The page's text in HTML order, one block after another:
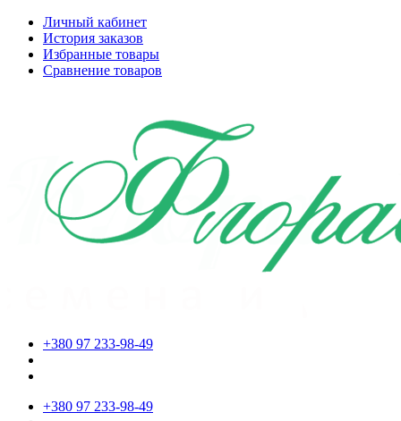
Личный кабинет
История заказов
Избранные товары
Сравнение товаров
+380 97 233-98-49
+380 97 233-98-49